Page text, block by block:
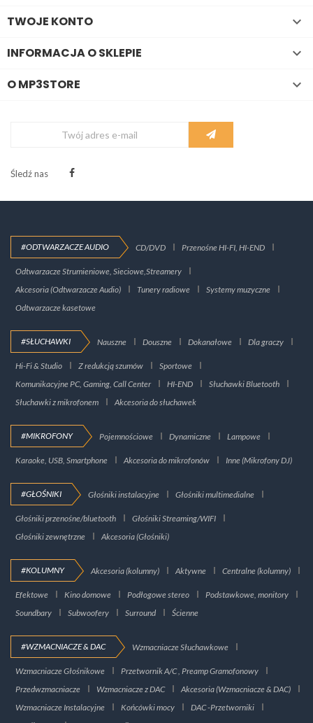
TWOJE KONTO 
INFORMACJA O SKLEPIE 
O MP3STORE 
Śledź nas
#ODTWARZACZE AUDIO CD/DVD Przenośne HI-FI, HI-END
Odtwarzacze Strumieniowe, Sieciowe,Streamery
Akcesoria (Odtwarzacze Audio)
Tunery radiowe
Systemy muzyczne
Odtwarzacze kasetowe
#SŁUCHAWKI Nauszne Douszne Dokanałowe Dla graczy
Hi-Fi & Studio Z redukcją szumów
Sportowe
Komunikacyjne PC, Gaming, Call Center
HI-END
Słuchawki Bluetooth
Słuchawki z mikrofonem
Akcesoria do słuchawek
#MIKROFONY Pojemnościowe Dynamiczne Lampowe
Karaoke, USB, Smartphone Akcesoria do mikrofonów Inne (Mikrofony DJ)
#GŁOŚNIKI Głośniki instalacyjne Głośniki multimedialne
Głośniki przenośne/bluetooth
Głośniki Streaming/WIFI
Głośniki zewnętrzne
Akcesoria (Głośniki)
#KOLUMNY Akcesoria (kolumny) Aktywne Centralne (kolumny)
Efektowe Kino domowe Podłogowe stereo
Podstawkowe, monitory
Soundbary
Subwoofery Surround Ścienne
#WZMACNIACZE & DAC Wzmacniacze Słuchawkowe
Wzmacniacze Głośnikowe
Przetwornik A/C , Preamp Gramofonowy
Przedwzmacniacze
Wzmacniacze z DAC
Akcesoria (Wzmacniacze & DAC)
Wzmacniacze Instalacyjne
Końcówki mocy
DAC -Przetworniki